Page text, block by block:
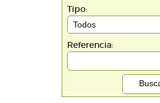
Tipo:
Referencia: